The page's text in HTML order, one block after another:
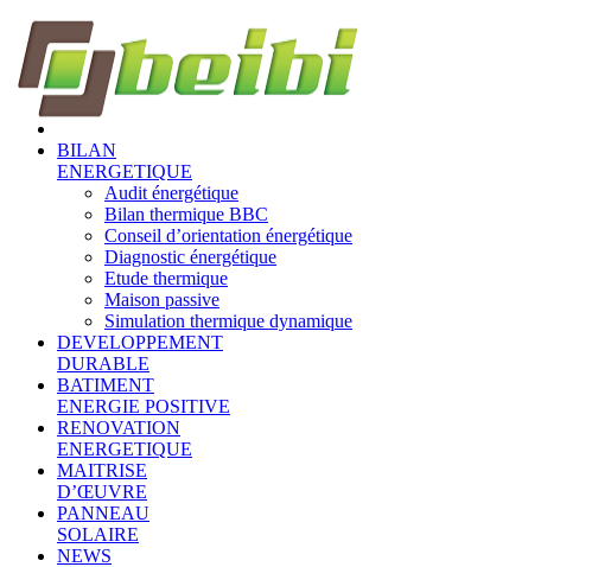
BILAN
ENERGETIQUE
Audit énergétique
Bilan thermique BBC
Conseil d’orientation énergétique
Diagnostic énergétique
Etude thermique
Maison passive
Simulation thermique dynamique
DEVELOPPEMENT
DURABLE
BATIMENT
ENERGIE POSITIVE
RENOVATION
ENERGETIQUE
MAITRISE
D’ŒUVRE
PANNEAU
SOLAIRE
NEWS